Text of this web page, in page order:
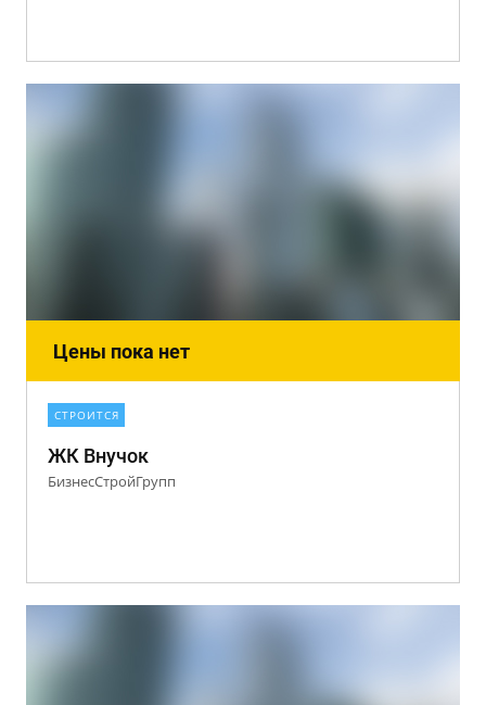
Цены пока нет
СТРОИТСЯ
ЖК Внучок
БизнесСтройГрупп